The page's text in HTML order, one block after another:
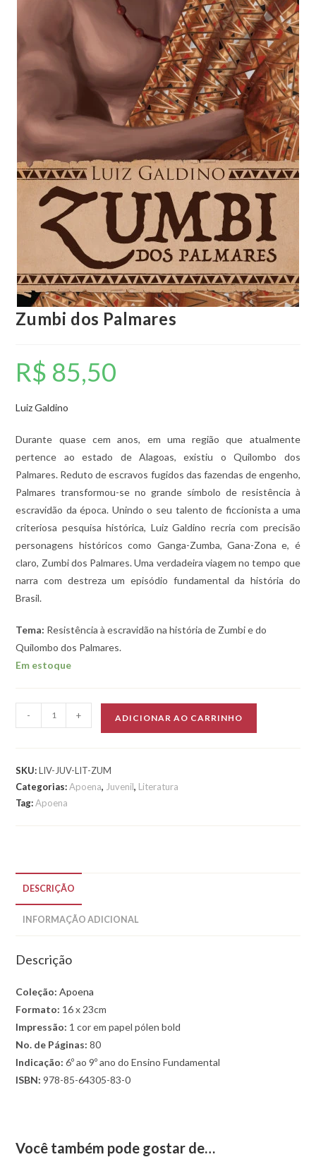
Zumbi dos Palmares
R$ 85,50
Luiz Galdino
Durante quase cem anos, em uma região que atualmente
pertence ao estado de Alagoas, existiu o Quilombo dos
Palmares. Reduto de escravos fugidos das fazendas de engenho,
Palmares transformou-se no grande símbolo de resistência à
escravidão da época. Unindo o seu talento de ficcionista a uma
criteriosa pesquisa histórica, Luiz Galdino recria com precisão
personagens históricos como Ganga-Zumba, Gana-Zona e, é
claro, Zumbi dos Palmares. Uma verdadeira viagem no tempo que
narra com destreza um episódio fundamental da história do
Brasil.
Tema: Resistência à escravidão na história de Zumbi e do
Quilombo dos Palmares.
Em estoque
dos
- + ADICIONAR AO CARRINHO
SKU:LIV-JUV-LIT-ZUM
Categorias:Apoena, Juvenil, Literatura
Tag:Apoena
DESCRIÇÃO
INFORMAÇÃO ADICIONAL
Descrição
Coleção: Apoena
Formato: 16 x 23cm
Impressão: 1 cor em papel pólen bold
No. de Páginas: 80
Indicação: 6º ao 9º ano do Ensino Fundamental
ISBN: 978-85-64305-83-0
Você também pode gostar de…